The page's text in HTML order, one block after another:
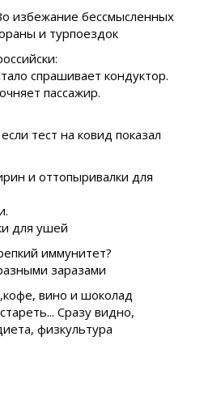
избежание бессмысленных
и турпоездок
спрашивает кондуктор.
пассажир.
тест на ковид показал
и оттопыривалки для
для ушей
иммунитет?
заразами
вино и шоколад
Сразу видно,
физкультура